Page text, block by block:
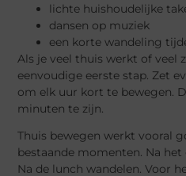
lichte huishoudelijke
dansen op muziek
een korte wandeling
Als je veel thuis werkt of veel
eenvoudige eerste stap. Zet
om elk uur kort te bewegen.
minuten te zijn.
Thuis bewegen werkt vooral
bestaande momenten. Na
Na de lunch wandelen. Voor